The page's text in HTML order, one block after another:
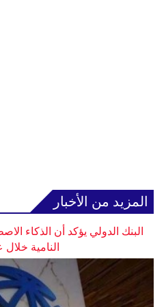
المزيد من الأخبار
البنك الدولي يؤكد أن الذكاء
النامية